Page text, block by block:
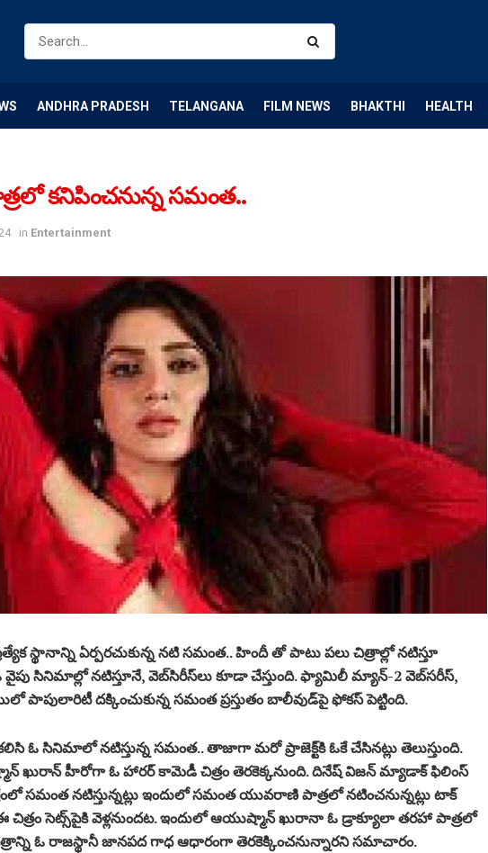
ANDHRA PRADESH TELANGANA FILM NEWS BHAKTHI HEALTH
కనిపించనున్న సమంత..
in Entertainment
స్థానాన్ని ఏర్పరచుకున్న నటి సమంత.. హిందీ తో పాటు పలు చిత్రాల్లో నటిస్తూ
సినిమాల్లో నటిస్తూనే, వెబ్‌సిరీస్‌లు కూడా చేస్తుంది. ఫ్యామిలీ మ్యాన్‌-2 వెబ్​సరీస్​,
దక్కించుకున్న సమంత ప్రస్తుతం బాలీవుడ్‌పై ఫోకస్‌ పెట్టింది.
ఓ సినిమాలో నటిస్తున్న సమంత.. తాజాగా మరో ప్రాజెక్ట్‌కి ఓకే చేసినట్లు తెలుస్తుంది.
ఖురాన్ హీరోగా ఓ హారర్ కామెడీ చిత్రం తెరకెక్కనుంది. దినేష్‌ విజన్‌ మ్యాడాక్‌ ఫిలింస్‌
సమంత నటిస్తున్నట్లు ఇందులో సమంత యువరాణి పాత్రలో నటించనున్నట్లు టాక్‌
సెట్స్‌పైకి వెళ్లనుందట. ఇందులో ఆయుష్మాన్ ఖురానా ఓ డ్రాక్యూలా తరహా పాత్రలో
చిత్రాన్ని ఓ రాజస్థానీ జానపద గాధ ఆధారంగా తెరకెక్కించనున్నారని సమాచారం.